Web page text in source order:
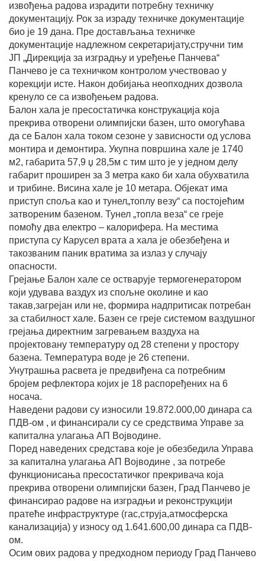
извођења радова израдити потребну техничку
документацију. Рок за израду техничке документације
био је 19 дана. Пре достављања техничке
документације надлежном секретаријату,стручни тим
ЈП „Дирекција за изградњу и уређење Панчева“
Панчево је са техничком контролом учествовао у
корекцији исте. Након добијања неопходних дозвола
кренуло се са извођењем радова.
Балон хала је пресостатичка конструкација која
прекрива отворени олимпијски базен, што омогућава
да се Балон хала током сезоне у зависности од услова
монтира и демонтира. Укупна површина хале је 1740
м2, габарита 57,9 џ 28,5м с тим што је у једном делу
габарит проширен за 3 метра како би хала обухватила
и трибине. Висина хале је 10 метара. Објекат има
приступ споља као и тунел„топлу везу“ са постојећим
затвореним базеном. Тунел „топла веза“ се греје
помоћу два електро – калорифера. На местима
приступа су Карусел врата а хала је обезбеђена и
такозваним паник вратима за излаз у случају
опасности.
Грејање Балон хале се остварује термогенератором
који удувава ваздух из спољне околине и као
такав,загрејан или не, формира надпритисак потребан
за стабилност хале. Базен се греје системом ваздушног
грејања директним загревањем ваздуха на
пројектовану температуру од 28 степени у простору
базена. Температура воде је 26 степени.
Унутрашња расвета је предвиђена са потребним
бројем рефлектора којих је 18 распоређених на 6
носача.
Наведени радови су износили 19.872.000,00 динара са
ПДВ-ом , и финансирали су се средствима Управе за
капитална улагања АП Војводине.
Поред наведених средстава које је обезбедила Управа
за капитална улагања АП Војводине , за потребе
функционисања пресостатичког прекривача која
прекрива отворени олимпијски базен, Град Панчево је
финансирао радове на изградњи и реконструкцији
пратеће инфраструктуре (гас,струја,атмосферска
канализација) у износу од 1.641.600,00 динара са ПДВ-
ом.
Осим ових радова у предходном периоду Град Панчево